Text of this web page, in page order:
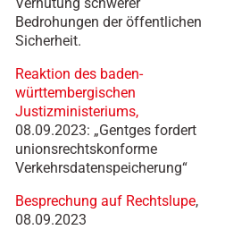
Bedrohungen der öffentlichen
Sicherheit.
Reaktion des baden-
württembergischen
Justizministeriums,
08.09.2023: „Gentges fordert
unionsrechtskonforme
Verkehrsdatenspeicherung“
Besprechung auf Rechtslupe,
08.09.2023